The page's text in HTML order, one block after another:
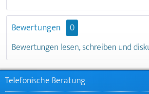
Bewertungen
0
Bewertungen lesen, schreiben und
Telefonische Beratung